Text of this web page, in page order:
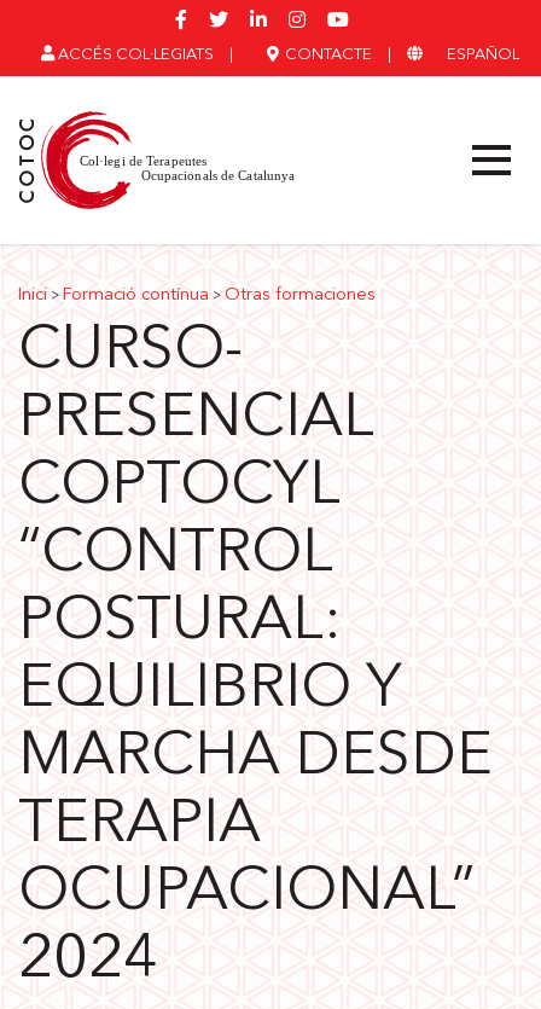
ACCÉS COL·LEGIATS CONTACTE ESPAÑOL
Inici > Formació contínua > Otras formaciones
CURSO-
PRESENCIAL
COPTOCYL
“CONTROL
POSTURAL:
EQUILIBRIO Y
MARCHA DESDE
TERAPIA
OCUPACIONAL”
2024